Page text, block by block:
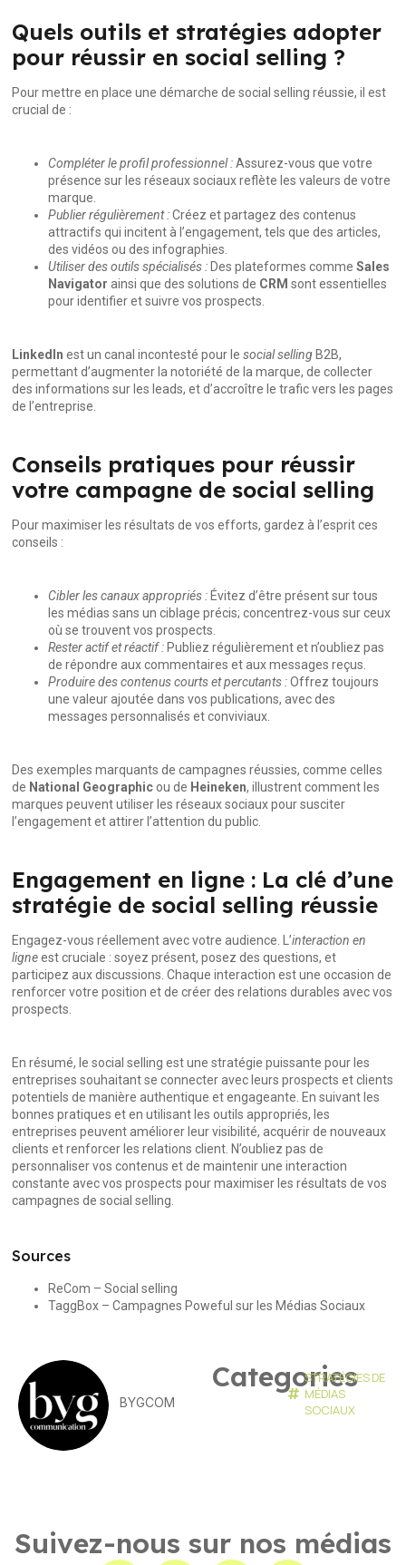
Quels outils et stratégies adopter
pour réussir en social selling ?
Pour mettre en place une démarche de social selling réussie, il est
crucial de :
Compléter le profil professionnel :Assurez-vous que votre
présence sur les réseaux sociaux reflète les valeurs de votre
marque.
Publier régulièrement :Créez et partagez des contenus
attractifs qui incitent à l’engagement, tels que des articles,
des vidéos ou des infographies.
Utiliser des outils spécialisés : Des plateformes commeSales
Navigator ainsi que des solutions de CRM sont essentielles
pour identifier et suivre vos prospects.
LinkedIn est un canal incontesté pour lesocial selling B2B,
permettant d’augmenter la notoriété de la marque, de collecter
des informations sur les leads, et d’accroître le trafic vers les pages
de l’entreprise.
Conseils pratiques pour réussir
votre campagne de social selling
Pour maximiser les résultats de vos efforts, gardez à l’esprit ces
conseils :
Cibler les canaux appropriés : Évitez d’être présent sur tous
les médias sans un ciblage précis; concentrez-vous sur ceux
où se trouvent vos prospects.
Rester actif et réactif : Publiez régulièrement et n’oubliez pas
de répondre aux commentaires et aux messages reçus.
Produire des contenus courts et percutants :Offrez toujours
une valeur ajoutée dans vos publications, avec des
messages personnalisés et conviviaux.
Des exemples marquants de campagnes réussies, comme celles
de National Geographicou de Heineken, illustrent comment les
marques peuvent utiliser les réseaux sociaux pour susciter
l’engagement et attirer l’attention du public.
Engagement en ligne : La clé d’une
stratégie de social selling réussie
Engagez-vous réellement avec votre audience. L’interaction en
ligneest cruciale : soyez présent, posez des questions, et
participez aux discussions. Chaque interaction est une occasion de
renforcer votre position et de créer des relations durables avec vos
prospects.
En résumé, le social selling est une stratégie puissante pour les
entreprises souhaitant se connecter avec leurs prospects et clients
potentiels de manière authentique et engageante. En suivant les
bonnes pratiques et en utilisant les outils appropriés, les
entreprises peuvent améliorer leur visibilité, acquérir de nouveaux
clients et renforcer les relations client. N’oubliez pas de
personnaliser vos contenus et de maintenir une interaction
constante avec vos prospects pour maximiser les résultats de vos
campagnes de social selling.
Sources
ReCom – Social selling
TaggBox – Campagnes Poweful sur les Médias Sociaux
BYGCOM
Categories
STRATÉGIES DE
MÉDIAS
SOCIAUX
Suivez-nous sur nos médias